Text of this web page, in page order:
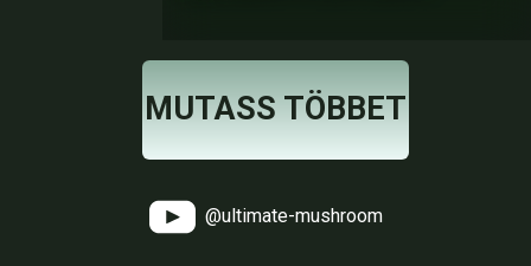
MUTASS TÖBBET
@ultimate-mushroom